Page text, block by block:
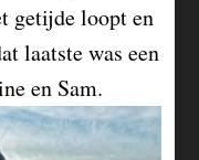
getijde loopt en
laatste was een
en Sam.